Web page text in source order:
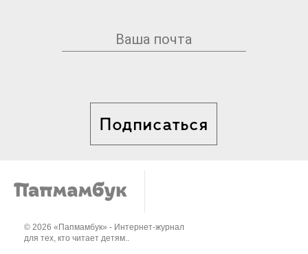
Подписаться
© 2026 «Папмамбук» - Интернет-журнал
для тех, кто читает детям..